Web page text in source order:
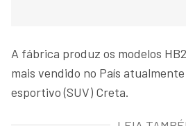
A fábrica produz os modelos
mais vendido no País
esportivo (SUV) Creta.